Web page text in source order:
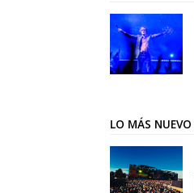
LO MÁS NUEVO